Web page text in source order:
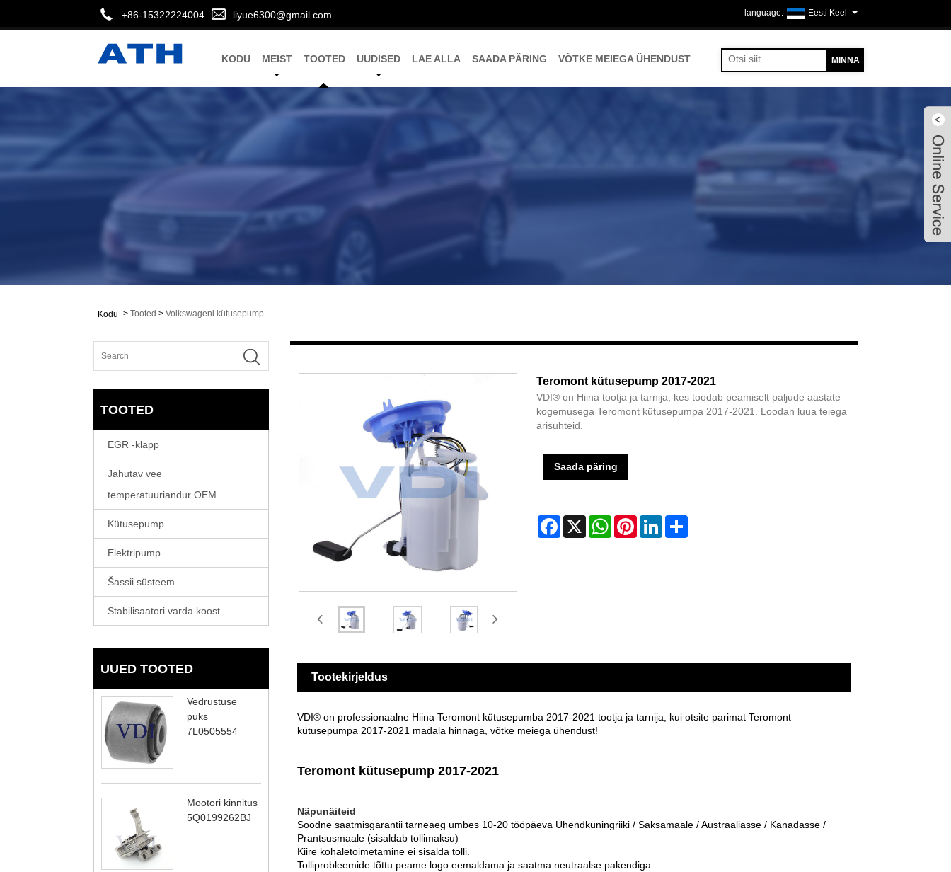
+86-15322224004 liyue6300@gmail.com Eesti Keel
KODU MEIST TOOTED UUDISED LAE ALLA SAADA PÄRING VÕTKE MEIEGA ÜHENDUST
Kodu > Tooted > Volkswageni kütusepump
TOOTED
EGR -klapp
Jahutav vee
temperatuuriandur OEM
Kütusepump
Elektripump
Šassii süsteem
Stabilisaatori varda koost
UUED TOOTED
Vedrustuse
puks
7L0505554
Mootori kinnitus
5Q0199262BJ
Teromont kütusepump 2017-2021
VDI® on Hiina tootja ja tarnija, kes toodab peamiselt paljude aastate
kogemusega Teromont kütusepumpa 2017-2021. Loodan luua teiega
ärisuhteid.
Saada päring
Facebook
X WhatsAppPinterestLinkedInShare
Tootekirjeldus
VDI® on professionaalne Hiina Teromont kütusepumba 2017-2021 tootja ja tarnija, kui otsite parimat Teromont
kütusepumpa 2017-2021 madala hinnaga, võtke meiega ühendust!
Teromont kütusepump 2017-2021
Näpunäiteid
Soodne saatmisgarantii tarneaeg umbes 10-20 tööpäeva Ühendkuningriiki / Saksamaale / Austraaliasse / Kanadasse /
Prantsusmaale (sisaldab tollimaksu)
Kiire kohaletoimetamine ei sisalda tolli.
Tolliprobleemide tõttu peame logo eemaldama ja saatma neutraalse pakendiga.